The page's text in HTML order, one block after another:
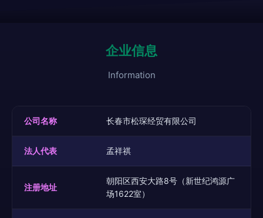
企业信息
Information
公司名称 长春市松琛经贸有限公司
法人代表 孟祥祺
注册地址
朝阳区西安大路8号（新世纪鸿源广
场1622室）